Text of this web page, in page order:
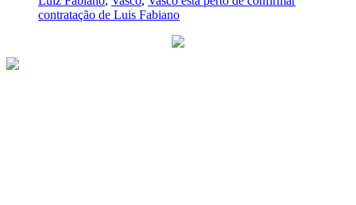
contratação de Luis Fabiano